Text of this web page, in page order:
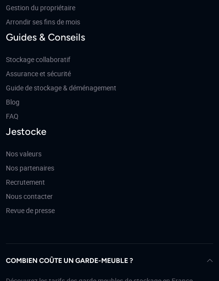
Gestion du propriétaire
Arrondir ses fins de mois
Guides & Conseils
Stockage collaboratif
Assurance et sécurité
Guide de stockage & déménagement
Blog
FAQ
Jestocke
Nos valeurs
Nos partenaires
Recrutement
Nous contacter
Revue de presse
COMBIEN COÛTE UN GARDE-MEUBLE ?